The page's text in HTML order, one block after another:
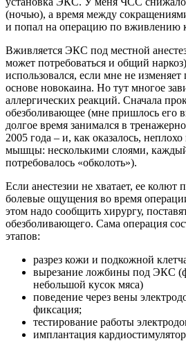
(ночью), а время между
и попал на операцию по вживлению
Вживляется ЭКС под местной
может потребоваться и общий
использовался, если мне не изменяет
основе новокаина. Но тут многое
аллергических реакций. Сначала
обезболивающее (мне пришлось его
долгое время занимался в
2005 года – и, как оказалось,
мышцы: несколькими слоями,
потребовалось «обколоть»).
Если анестезии не хватает, ее
болевые ощущения во время
этом надо сообщить хирургу,
обезболивающего. Сама операция
этапов:
разрез кожи и подкожной
вырезание ложбины под ЭКС
небольшой кусок мяса)
поведение через вены
фиксация;
тестирование работы
имплантация